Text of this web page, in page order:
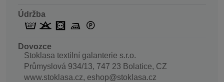
Údržba
Dovozce
Stoklasa textilní galanterie s.r.o.
Průmyslová 934/13, 747 23 Bolatice, CZ
www.stoklasa.cz, eshop@stoklasa.cz